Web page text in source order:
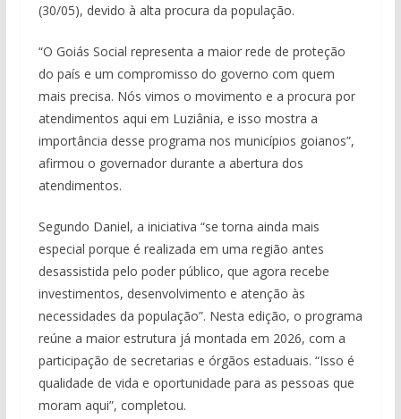
(30/05), devido à alta procura da população.
“O Goiás Social representa a maior rede de proteção
do país e um compromisso do governo com quem
mais precisa. Nós vimos o movimento e a procura por
atendimentos aqui em Luziânia, e isso mostra a
importância desse programa nos municípios goianos”,
afirmou o governador durante a abertura dos
atendimentos.
Segundo Daniel, a iniciativa “se torna ainda mais
especial porque é realizada em uma região antes
desassistida pelo poder público, que agora recebe
investimentos, desenvolvimento e atenção às
necessidades da população”. Nesta edição, o programa
reúne a maior estrutura já montada em 2026, com a
participação de secretarias e órgãos estaduais. “Isso é
qualidade de vida e oportunidade para as pessoas que
moram aqui”, completou.